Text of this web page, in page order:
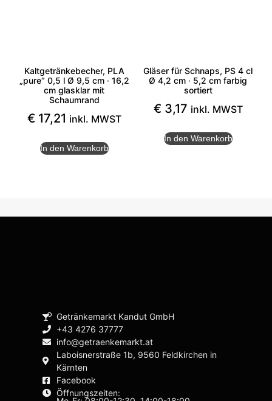
Kaltgetränkebecher, PLA
„pure“ 0,5 l Ø 9,5 cm · 16,2
cm glasklar mit
Schaumrand
€ 17,21 inkl. MWST
In den Warenkorb
Gläser für Schnaps, PS 4 cl
Ø 4,2 cm · 5,2 cm farbig
sortiert
€ 3,17 inkl. MWST
In den Warenkorb
Getränkemarkt Kandut GmbH
+43 4276 37777
info@getraenkemarkt.at
Laboisnerstraße 1b, 9560 Feldkirchen in
Kärnten
Facebook
Öffnungszeiten: